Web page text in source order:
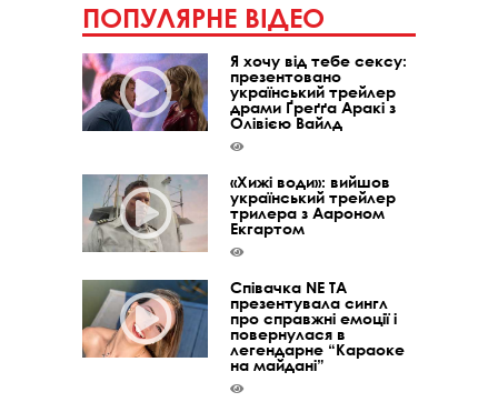
ПОПУЛЯРНЕ ВІДЕО
Я хочу від тебе сексу:
презентовано
український трейлер
драми Ґреґґа Аракі з
Олівією Вайлд
«Хижі води»: вийшов
український трейлер
трилера з Аароном
Екгартом
Співачка NE TA
презентувала сингл
про справжні емоції і
повернулася в
легендарне “Караоке
на майдані”